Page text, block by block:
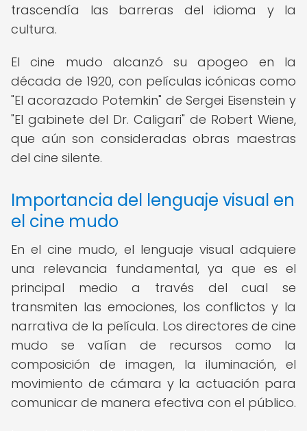
trascendía las barreras del idioma y la
cultura.
El cine mudo alcanzó su apogeo en la
década de 1920, con películas icónicas como
"El acorazado Potemkin" de Sergei Eisenstein y
"El gabinete del Dr. Caligari" de Robert Wiene,
que aún son consideradas obras maestras
del cine silente.
Importancia del lenguaje visual en
el cine mudo
En el cine mudo, el lenguaje visual adquiere
una relevancia fundamental, ya que es el
principal medio a través del cual se
transmiten las emociones, los conflictos y la
narrativa de la película. Los directores de cine
mudo se valían de recursos como la
composición de imagen, la iluminación, el
movimiento de cámara y la actuación para
comunicar de manera efectiva con el público.